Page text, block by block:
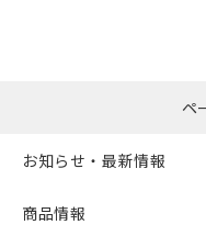
ペ
お知らせ・最新情報
商品情報